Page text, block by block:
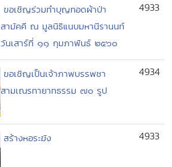
ขอเชิญร่วมทำบุญทอดผ้าป่า
สามัคคี ณ มูลนิธิแนบมหานีรานนท์
วันเสาร์ที่ ๑๑ กุมภาพันธ์ ๒๕๖๐
4933
ขอเชิญเป็นเจ้าภาพบรรพชา
สามเณรทายาทธรรม ๗๐ รูป
4934
สร้างหอระฆัง 4933